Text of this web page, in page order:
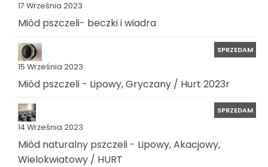
17 Września 2023
Miód pszczeli- beczki i wiadra
15 Września 2023
SPRZEDAM
Miód pszczeli - Lipowy, Gryczany / Hurt 2023r
14 Września 2023
SPRZEDAM
Miód naturalny pszczeli - Lipowy, Akacjowy,
Wielokwiatowy / HURT